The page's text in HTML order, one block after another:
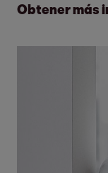
Obtener más